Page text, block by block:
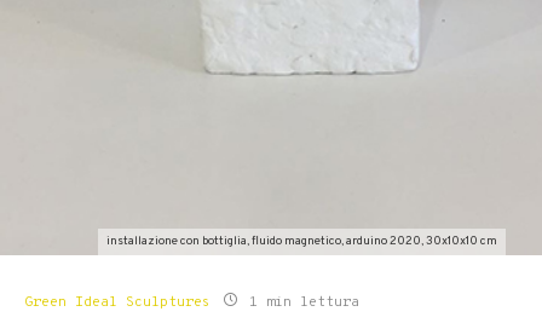
installazione con bottiglia, fluido magnetico, arduino 2020, 30x10x10 cm
Green Ideal Sculptures 1 min lettura